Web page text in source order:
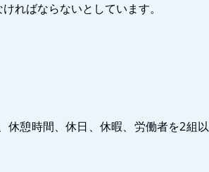
ればならないとしています。
憩時間、休日、休暇、労働者を2組以